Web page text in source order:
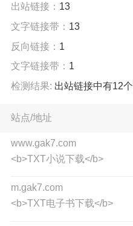
出站链接： 13
文字链接带： 13
反向链接： 1
文字链接带： 1
检测结果: 出站链接中有12
站点/地址
www.gak7.com
<b>TXT小说下载</b>
m.gak7.com
<b>TXT电子书下载</b>